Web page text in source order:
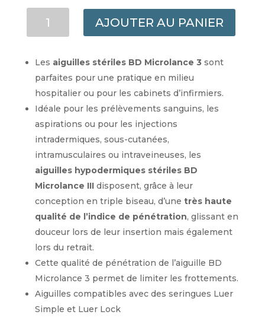
BD
MICROLANCE
23G
0,65X25MM
BLEU
AJOUTER AU PANIER
Les aiguilles stériles BD Microlance 3 sont
parfaites pour une pratique en milieu
hospitalier ou pour les cabinets d’infirmiers.
Idéale pour les prélèvements sanguins, les
aspirations ou pour les injections
intradermiques, sous-cutanées,
intramusculaires ou intraveineuses, les
aiguilles hypodermiques stériles BD
Microlance IIIdisposent, grâce à leur
conception en triple biseau, d’une très haute
qualité de l’indice de pénétration, glissant en
douceur lors de leur insertion mais également
lors du retrait.
Cette qualité de pénétration de l’aiguille BD
Microlance 3 permet de limiter les frottements.
Aiguilles compatibles avec des seringues Luer
Simple et Luer Lock